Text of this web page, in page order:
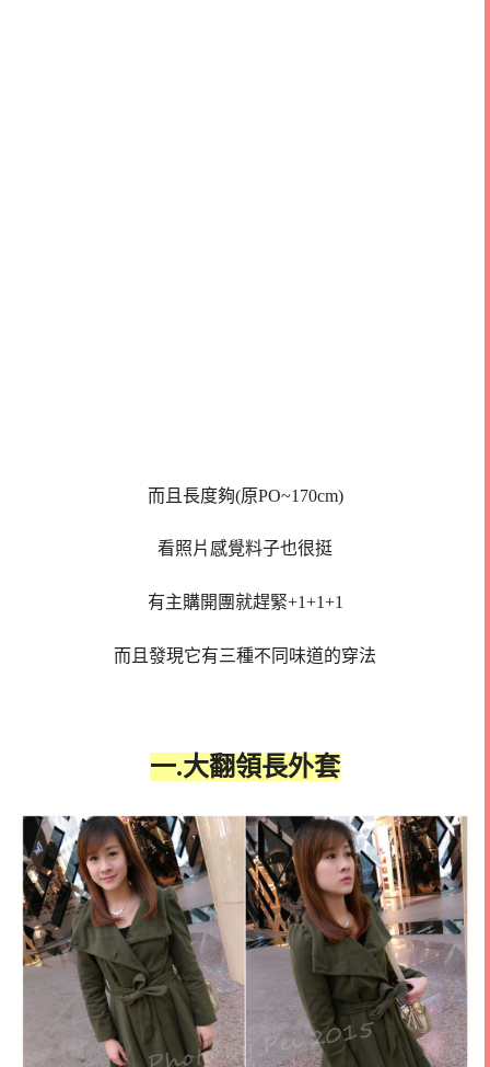
而且長度夠(原PO~170cm)
看照片感覺料子也很挺
有主購開團就趕緊+1+1+1
而且發現它有三種不同味道的穿法
一.大翻領長外套